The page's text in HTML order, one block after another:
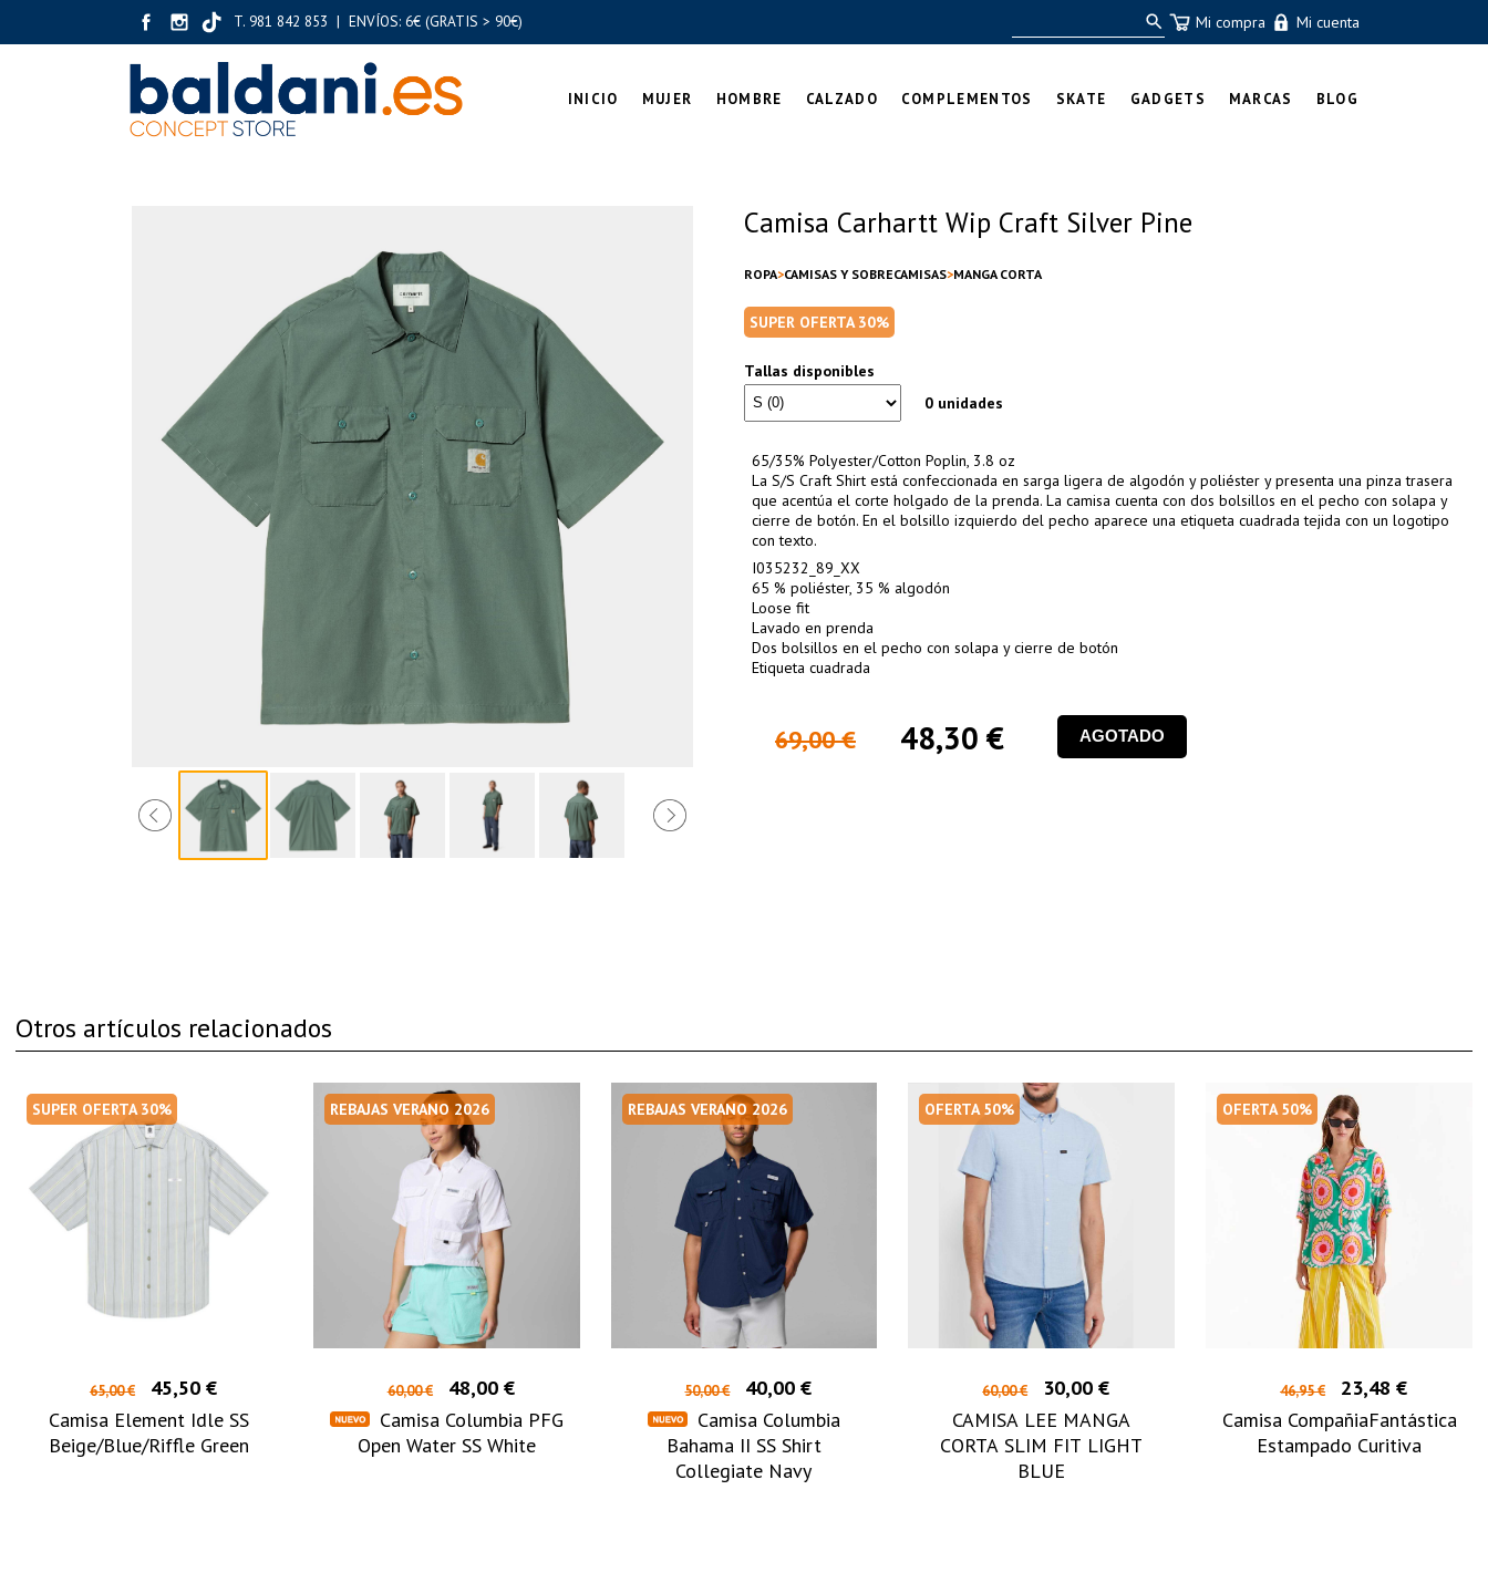
T. 981 842 853 | ENVÍOS: 6€ (GRATIS > 90€) Mi compra Mi cuenta
INICIO MUJER HOMBRE CALZADO COMPLEMENTOS SKATE GADGETS MARCAS BLOG
Camisa Carhartt Wip Craft Silver Pine
ROPA CAMISAS Y SOBRECAMISAS MANGA CORTA
SUPER OFERTA 30%
Tallas disponibles
0 unidades
65/35% Polyester/Cotton Poplin, 3.8 oz
La S/S Craft Shirt está confeccionada en sarga ligera de algodón y poliéster y presenta una pinza trasera
que acentúa el corte holgado de la prenda. La camisa cuenta con dos bolsillos en el pecho con solapa y
cierre de botón. En el bolsillo izquierdo del pecho aparece una etiqueta cuadrada tejida con un logotipo
con texto.
I035232_89_XX
65 % poliéster, 35 % algodón
Loose fit
Lavado en prenda
Dos bolsillos en el pecho con solapa y cierre de botón
Etiqueta cuadrada
69,00 € 48,30 € AGOTADO
Otros artículos relacionados
SUPER OFERTA 30%
65,00 €
45,50 €
Camisa Element Idle SS
Beige/Blue/Riffle Green
REBAJAS VERANO 2026
60,00 €
48,00 €
Camisa Columbia PFG
Open Water SS White
REBAJAS VERANO 2026
50,00 €
40,00 €
Camisa Columbia
Bahama II SS Shirt
Collegiate Navy
OFERTA 50%
60,00 €
30,00 €
CAMISA LEE MANGA
CORTA SLIM FIT LIGHT
BLUE
OFERTA 50%
46,95 €
23,48 €
Camisa CompañiaFantástica
Estampado Curitiva